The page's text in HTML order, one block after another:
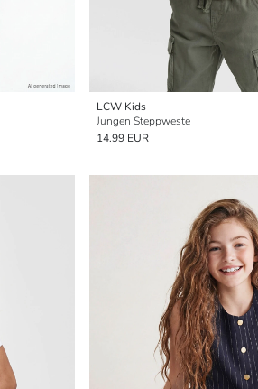
LCW Kids
Jungen Steppweste
14.99 EUR